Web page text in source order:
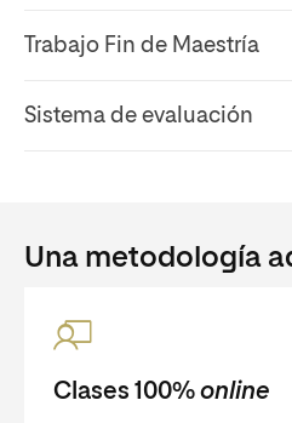
Trabajo Fin de Maestría
Sistema de evaluación
Una metodología
Clases 100% online